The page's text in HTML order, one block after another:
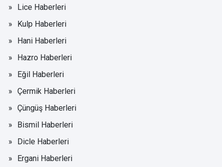
Lice Haberleri
Kulp Haberleri
Hani Haberleri
Hazro Haberleri
Eğil Haberleri
Çermik Haberleri
Çüngüş Haberleri
Bismil Haberleri
Dicle Haberleri
Ergani Haberleri